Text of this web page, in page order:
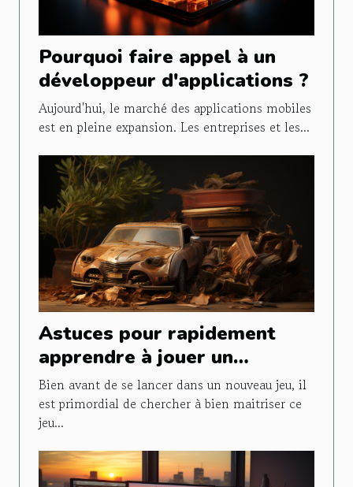
Pourquoi faire appel à un
développeur d'applications ?
Aujourd'hui, le marché des applications mobiles
est en pleine expansion. Les entreprises et les...
Astuces pour rapidement
apprendre à jouer un
nouveau jeu
Bien avant de se lancer dans un nouveau jeu, il
est primordial de chercher à bien maitriser ce
jeu...